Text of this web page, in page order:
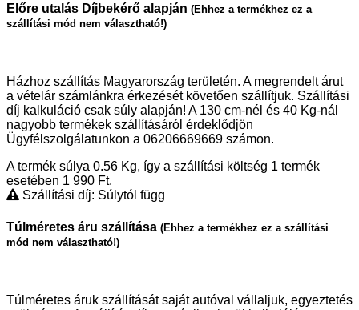
Előre utalás Díjbekérő alapján (Ehhez a termékhez ez a
szállítási mód nem választható!)
Házhoz szállítás Magyarország területén. A megrendelt árut
a vételár számlánkra érkezését követően szállítjuk. Szállítási
díj kalkuláció csak súly alapján! A 130 cm-nél és 40 Kg-nál
nagyobb termékek szállításáról érdeklődjön
Ügyfélszolgálatunkon a 06206669669 számon.
A termék súlya 0.56 Kg, így a szállítási költség 1 termék
esetében 1 990 Ft.
Szállítási díj: Súlytól függ
Túlméretes áru szállítása (Ehhez a termékhez ez a szállítási
mód nem választható!)
Túlméretes áruk szállítását saját autóval vállaljuk, egyeztetés